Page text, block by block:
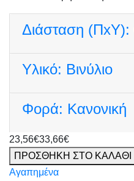
Διάσταση (ΠxΥ):
Υλικό: Βινύλιο
Φορά: Κανονική
23,56€33,66€
ΠΡΟΣΘΗΚΗ ΣΤΟ ΚΑΛΑΘΙ
Αγαπημένα